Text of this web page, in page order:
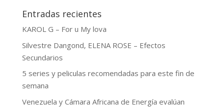
Entradas recientes
KAROL G – For u My lova
Silvestre Dangond, ELENA ROSE – Efectos
Secundarios
5 series y peliculas recomendadas para este fin de
semana
Venezuela y Cámara Africana de Energía evalúan